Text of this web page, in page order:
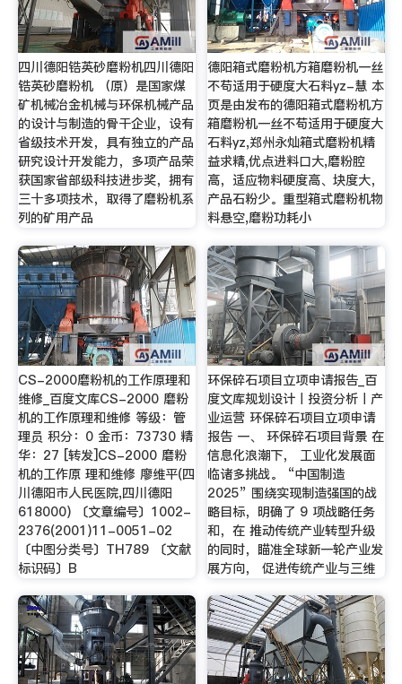
四川德阳锆英砂磨粉机四川德阳
锆英砂磨粉机 （原）是国家煤
矿机械冶金机械与环保机械产品
的设计与制造的骨干企业，设有
省级技术开发，具有独立的产品
研究设计开发能力，多项产品荣
获国家省部级科技进步奖，拥有
三十多项技术，取得了磨粉机系
列的矿用产品
德阳箱式磨粉机方箱磨粉机一丝
不苟适用于硬度大石料yz-慧 本
页是由发布的德阳箱式磨粉机方
箱磨粉机一丝不苟适用于硬度大
石料yz,郑州永灿箱式磨粉机精
益求精,优点进料口大,磨粉腔
高，适应物料硬度高、块度大，
产品石粉少。重型箱式磨粉机物
料悬空,磨粉功耗小
CS-2000磨粉机的工作原理和
维修_百度文库CS-2000 磨粉
机的工作原理和维修 等级：管
理员 积分：0 金币：73730 精
华：27 [转发]CS-2000 磨粉
机的工作原 理和维修 廖维平(四
川德阳市人民医院,四川德阳
618000) 〔文章编号〕1002-
2376(2001)11-0051-02
〔中图分类号〕TH789 〔文献
标识码〕B
环保碎石项目立项申请报告_百
度文库规划设计丨投资分析丨产
业运营 环保碎石项目立项申请
报告 一、 环保碎石项目背景 在
信息化浪潮下， 工业化发展面
临诸多挑战。 “中国制造
2025” 围绕实现制造强国的战
略目标，明确了 9 项战略任务
和，在 推动传统产业转型升级
的同时，瞄准全球新一轮产业发
展方向， 促进传统产业与三维